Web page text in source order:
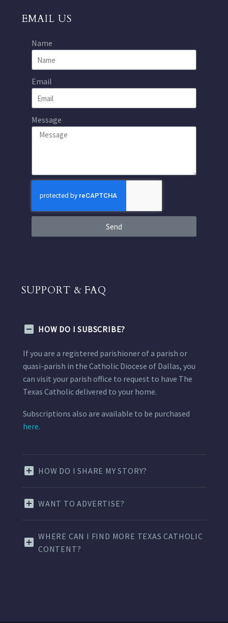
EMAIL US
Name
Email
Message
Send
SUPPORT & FAQ
HOW DO I SUBSCRIBE?
If you are a registered parishioner of a parish or
quasi-parish in the Catholic Diocese of Dallas, you
can visit your parish office to request to have The
Texas Catholic delivered to your home.
Subscriptions also are available to be purchased
here.
HOW DO I SHARE MY STORY?
WANT TO ADVERTISE?
WHERE CAN I FIND MORE TEXAS CATHOLIC
CONTENT?